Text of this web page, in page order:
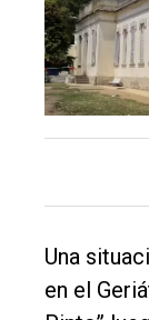
El
único
Inicio
Una
en el